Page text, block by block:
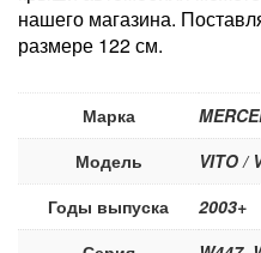
нашего магазина.
размере 122 см.
Марка
Модель
VITO /
Годы выпуска
2003+